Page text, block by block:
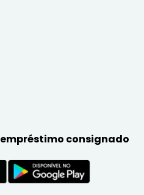
empréstimo consignado